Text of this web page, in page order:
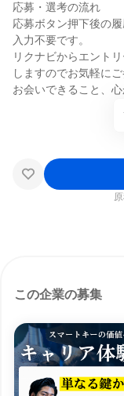
応募・選考の流れ
応募ボタン押下後の履
入力不要です。
リクナビからエント
しますのでお気軽にご
お会いできること、
この企業の募集